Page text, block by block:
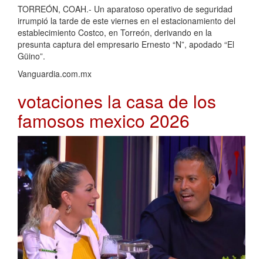
TORREÓN, COAH.- Un aparatoso operativo de seguridad
irrumpió la tarde de este viernes en el estacionamiento del
establecimiento Costco, en Torreón, derivando en la
presunta captura del empresario Ernesto “N”, apodado “El
Güino”.
Vanguardia.com.mx
votaciones la casa de los
famosos mexico 2026